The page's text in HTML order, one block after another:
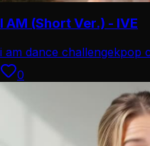
I AM (Short Ver.) - IVE
i am dance challengekpop
0